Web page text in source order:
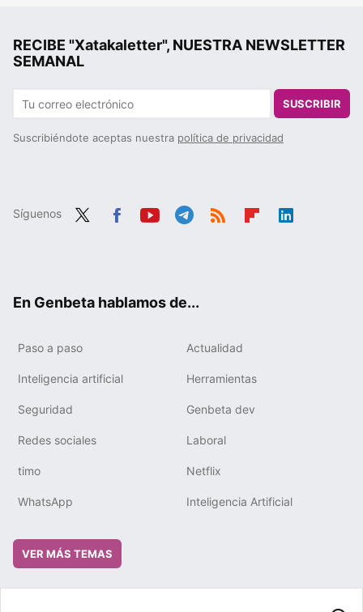
RECIBE "Xatakaletter", NUESTRA NEWSLETTER
SEMANAL
SUSCRIBIR
Suscribiéndote aceptas nuestra política de privacidad
Síguenos
En Genbeta hablamos de...
Paso a paso Actualidad
Inteligencia artificial Herramientas
Seguridad Genbeta dev
Redes sociales Laboral
timo Netflix
WhatsApp Inteligencia Artificial
VER MÁS TEMAS